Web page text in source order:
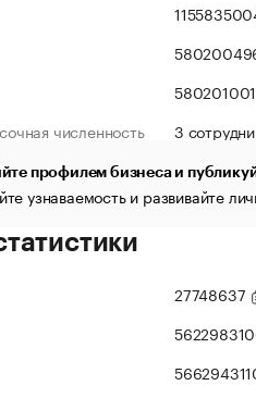
580201001
численность
3
профилем бизнеса и
узнаваемость и развивайте
27748637